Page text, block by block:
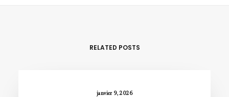
RELATED POSTS
janvier 9, 2026